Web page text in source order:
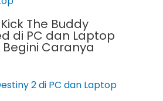
The Buddy
di PC dan Laptop
Caranya